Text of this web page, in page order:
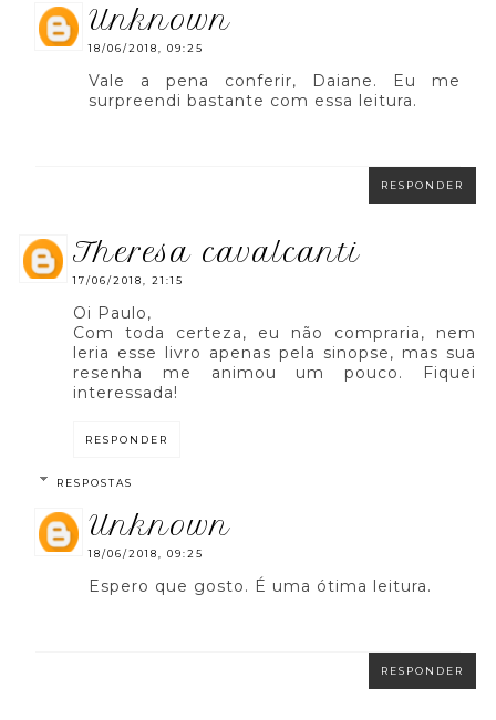
unknown
18/06/2018, 09:25
Vale a pena conferir, Daiane. Eu me
surpreendi bastante com essa leitura.
RESPONDER
theresa cavalcanti
17/06/2018, 21:15
Oi Paulo,
Com toda certeza, eu não compraria, nem
leria esse livro apenas pela sinopse, mas sua
resenha me animou um pouco. Fiquei
interessada!
RESPONDER
RESPOSTAS
unknown
18/06/2018, 09:25
Espero que gosto. É uma ótima leitura.
RESPONDER